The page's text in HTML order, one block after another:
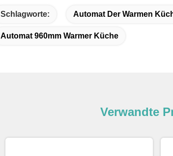
Automat 960mm Warmer Küche